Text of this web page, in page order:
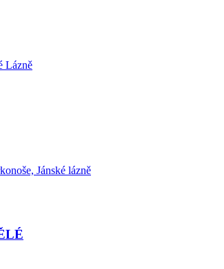
Lázně
Jánské lázně